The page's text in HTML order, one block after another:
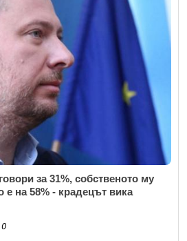
за 31%, собственото му
на 58% - крадецът вика
0